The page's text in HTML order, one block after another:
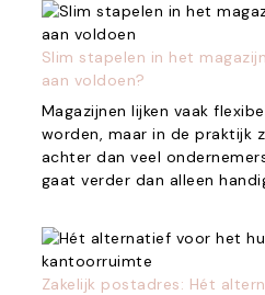
Slim stapelen in het
aan voldoen?
Magazijnen lijken vaak
worden, maar in de praktijk
achter dan veel
gaat verder dan alleen
Zakelijk postadres: Hét